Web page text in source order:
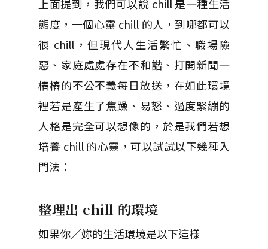
上面提到，我們可以說 chill 是一種生活
態度，一個心靈 chill 的人，到哪都可以
很 chill，但現代人生活繁忙、職場險
惡、家庭處處存在不和諧、打開新聞一
樁樁的不公不義每日放送，在如此環境
裡若是產生了焦躁、易怒、過度緊繃的
人格是完全可以想像的，於是我們若想
培養 chill 的心靈，可以試試以下幾種入
門法：
整理出 chill 的環境
如果你／妳的生活環境是以下這樣